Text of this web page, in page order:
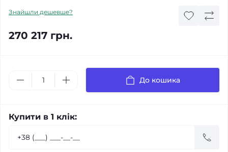
Знайшли дешевше?
270 217 грн.
До кошика
Купити в 1 клік: